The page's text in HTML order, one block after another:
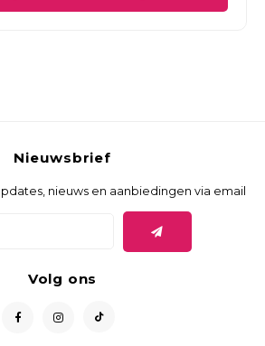
Nieuwsbrief
nieuws en aanbiedingen via email
Volg ons